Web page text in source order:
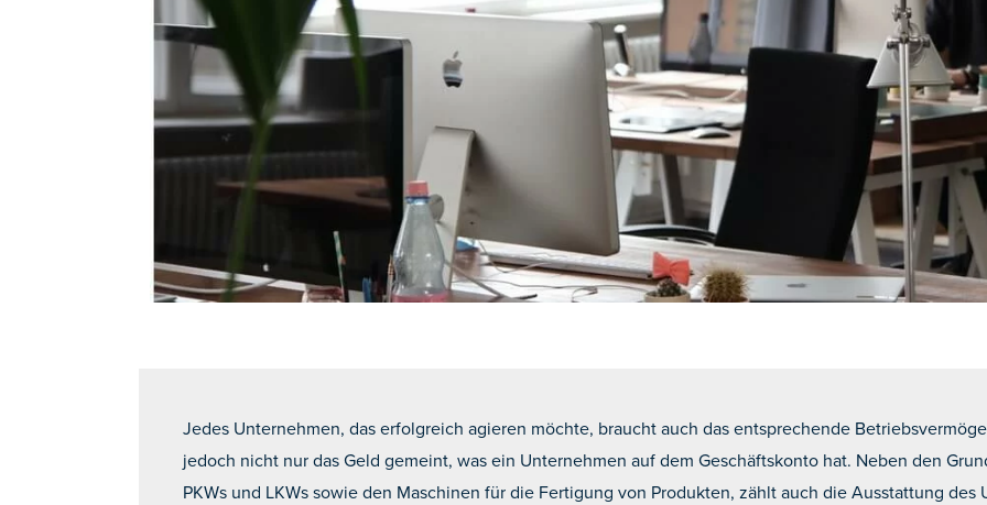
Jedes Unternehmen, das erfolgreich agieren möchte, braucht auch das entsprechende
jedoch nicht nur das Geld gemeint, was ein Unternehmen auf dem Geschäftskonto hat. Neben den
PKWs und LKWs sowie den Maschinen für die Fertigung von Produkten, zählt auch die Ausstattung